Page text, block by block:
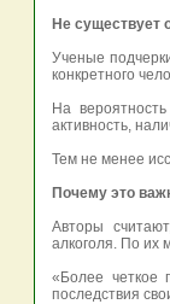
Не существует
Ученые
конкретного
На
активность,
Тем не менее
Почему это
Авторы
алкоголя. По их
«Более четкое
последствия